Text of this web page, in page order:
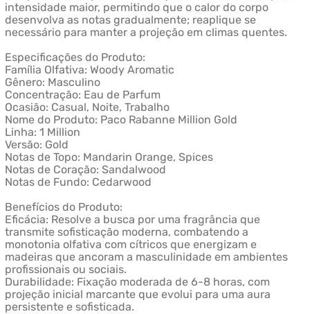
intensidade maior, permitindo que o calor do corpo
desenvolva as notas gradualmente; reaplique se
necessário para manter a projeção em climas quentes.
Especificações do Produto:
Família Olfativa: Woody Aromatic
Gênero: Masculino
Concentração: Eau de Parfum
Ocasião: Casual, Noite, Trabalho
Nome do Produto: Paco Rabanne Million Gold
Linha: 1 Million
Versão: Gold
Notas de Topo: Mandarin Orange, Spices
Notas de Coração: Sandalwood
Notas de Fundo: Cedarwood
Benefícios do Produto:
Eficácia: Resolve a busca por uma fragrância que
transmite sofisticação moderna, combatendo a
monotonia olfativa com cítricos que energizam e
madeiras que ancoram a masculinidade em ambientes
profissionais ou sociais.
Durabilidade: Fixação moderada de 6-8 horas, com
projeção inicial marcante que evolui para uma aura
persistente e sofisticada.